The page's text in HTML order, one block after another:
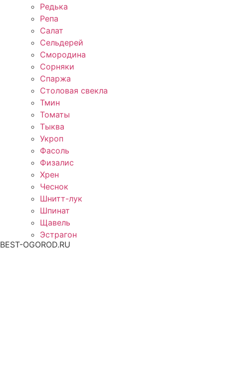
Редька
Репа
Салат
Сельдерей
Смородина
Сорняки
Спаржа
Столовая свекла
Тмин
Томаты
Тыква
Укроп
Фасоль
Физалис
Хрен
Чеснок
Шнитт-лук
Шпинат
Щавель
Эстрагон
BEST-OGOROD.RU